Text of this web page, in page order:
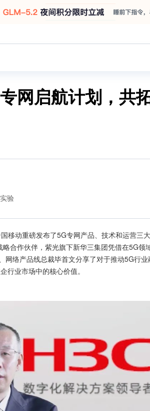
网启航计划，共
验
移动重磅发布了5G专网产品、技术和运营三大
合作伙伴，紫光旗下新华三集团凭借在5G领
网络产品线总裁毕首文分享了对于推动5G行
行业市场中的核心价值。